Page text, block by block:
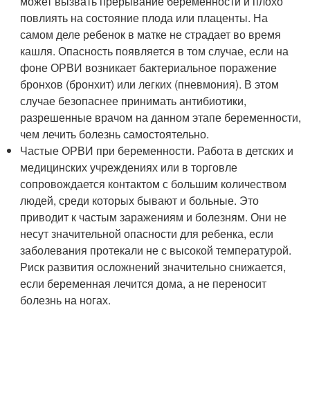
повлиять на состояние плода или плаценты. На
самом деле ребенок в матке не страдает во время
кашля. Опасность появляется в том случае, если на
фоне ОРВИ возникает бактериальное поражение
бронхов (бронхит) или легких (пневмония). В этом
случае безопаснее принимать антибиотики,
разрешенные врачом на данном этапе беременности,
чем лечить болезнь самостоятельно.
Частые ОРВИ при беременности. Работа в детских и
медицинских учреждениях или в торговле
сопровождается контактом с большим количеством
людей, среди которых бывают и больные. Это
приводит к частым заражениям и болезням. Они не
несут значительной опасности для ребенка, если
заболевания протекали не с высокой температурой.
Риск развития осложнений значительно снижается,
если беременная лечится дома, а не переносит
болезнь на ногах.